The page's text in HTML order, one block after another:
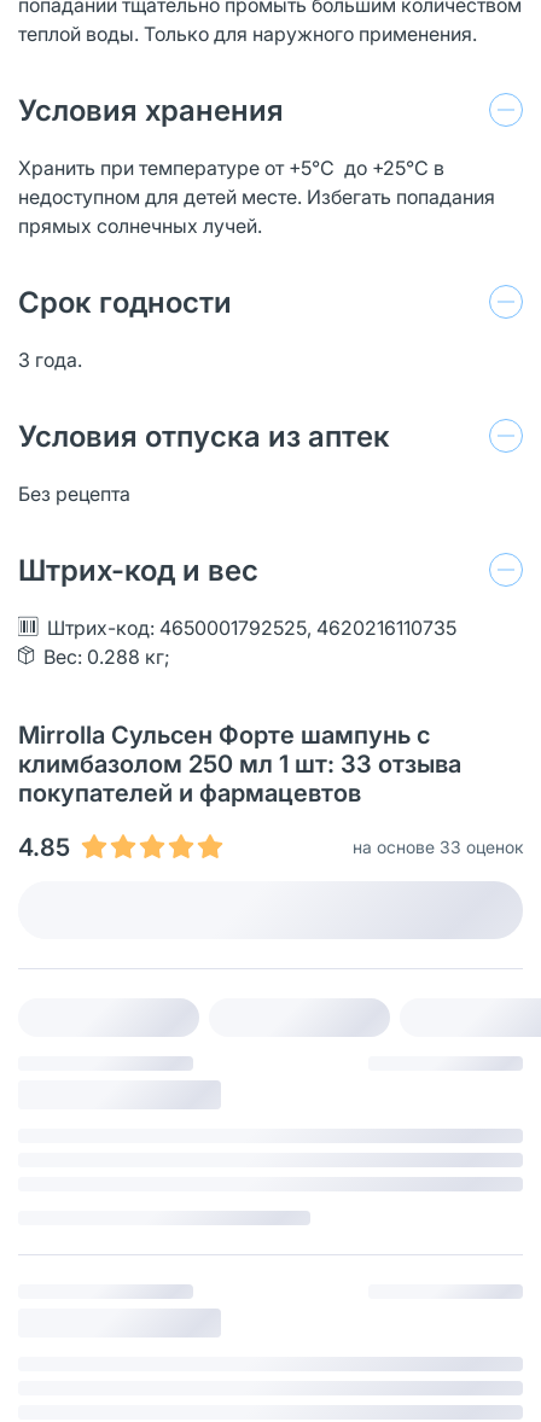
теплой воды. Только для наружного применения.
Условия хранения
Хранить при температуре от +5°C до +25°C в
недоступном для детей месте. Избегать попадания
прямых солнечных лучей.
Срок годности
3 года.
Условия отпуска из аптек
Без рецепта
Штрих-код и вес
Штрих-код: 4650001792525, 4620216110735
Вес: 0.288 кг;
Mirrolla Сульсен Форте шампунь с
климбазолом 250 мл 1 шт: 33 отзыва
покупателей и фармацевтов
4.85
на основе 33 оценок